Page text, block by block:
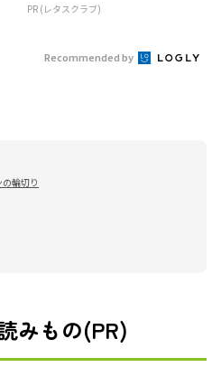
PR (レタスクラブ)
Recommended by
の輪切り
みもの(PR)